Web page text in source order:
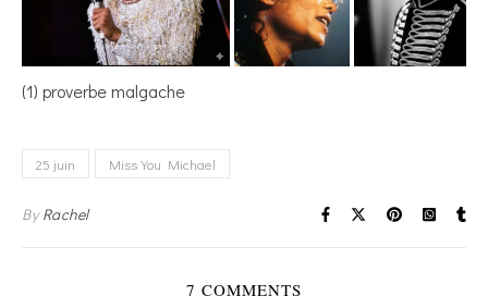
(1) proverbe malgache
25 juin Miss You Michael
ByRachel
7 COMMENTS